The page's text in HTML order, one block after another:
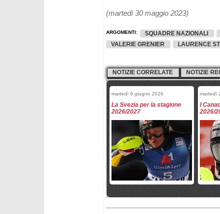
(martedì 30 maggio 2023)
ARGOMENTI:
SQUADRE NAZIONALI
VALERIE GRENIER
LAURENCE
NOTIZIE CORRELATE NOTIZIE
martedì 9 giugno 2026
La Svezia per la stagione
2026/2027
martedì
I
2026/
per stagione 2026/2027
2026/